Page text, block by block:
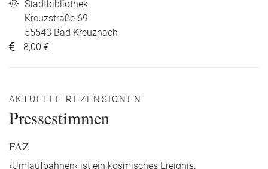
Stadtbibliothek
Kreuzstraße 69
55543 Bad Kreuznach
8,00 €
AKTUELLE REZENSIONEN
Pressestimmen
FAZ
›Umlaufbahnen‹ ist ein kosmisches Ereignis.